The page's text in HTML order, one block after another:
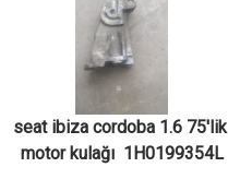
seat ibiza cordoba 1.6 75'lik
motor kulağı  1H0199354L